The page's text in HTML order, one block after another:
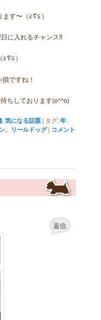
す〜（≧∇≦）
に入れるチャンス‼︎
）
ですね！
ちしております(o^^o)
, 気になる話題 | タグ:年
、リールドッグ | コメント
返信